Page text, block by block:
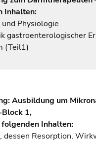
Inhalten:
Physiologie
gastroenterologischer
(Teil1)
Ausbildung um
1,
Inhalten:
dessen Resorption,